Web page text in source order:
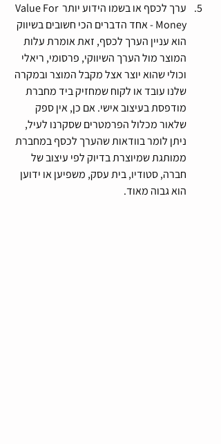
ערך לכסף או בשמו הידוע יותר Value For
Money - אחד הדברים הכי חשובים בשיווק
הוא עניין הערך לכסף, זאת אומרת עלות
המוצר מול הערך השיווקי, פרסומי, ריאלי
וכולי שהוא יוצר אצל מקבל המוצר ובמקרה
שלנו עובד או לקוח שמחזיק ביד מחברת
מודפסת בעיצוב אישי. אם כן, אין ספק
שלאור מכלול הפרמטרים שסקרנו לעיל,
ניתן לומר בוודאות שהערך לכסף במחברת
ממותגת שמיוצרת בדיוק לפי עיצוב של
חברה, סטודיו, בית עסק, משפיען או ידוען
הוא גבוה מאוד.